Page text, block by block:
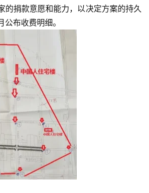
的捐款意愿和能力，以决定方案的持久
布收费明细。